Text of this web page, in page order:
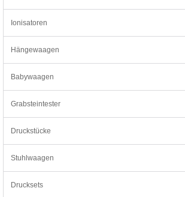
Ionisatoren
Hängewaagen
Babywaagen
Grabsteintester
Druckstücke
Stuhlwaagen
Drucksets